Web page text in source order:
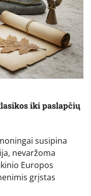
iki paslapčių
susipina
nevaržoma
Europos
grįstas